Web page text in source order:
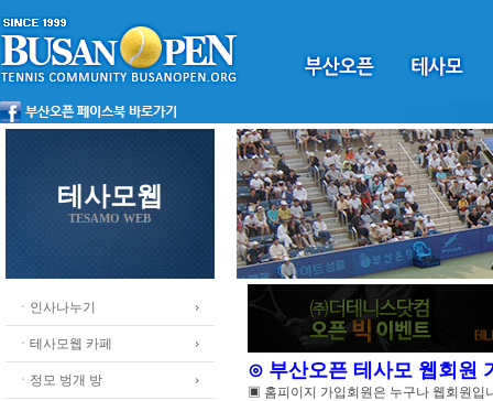
테사모웹
TESAMO WEB
ㆍ인사나누기
ㆍ테사모웹 카페
ㆍ정모 벙개 방 ⊙ 부산오픈 테사모 웹회원
▣ 홈피이지 가입회원은 누구나 웹회원입